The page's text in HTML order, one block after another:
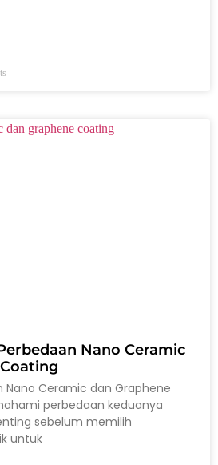
Nano Ceramic
Nano Ceramic dan Graphene
perbedaan keduanya
sebelum memilih
untuk